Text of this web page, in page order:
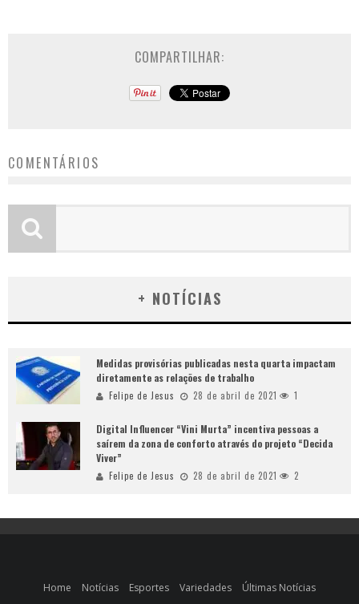
COMPARTILHAR:
COMENTÁRIOS
+ NOTÍCIAS
Medidas provisórias publicadas nesta quarta impactam
diretamente as relações de trabalho
Felipe de Jesus 28 de abril de 2021 1
Digital Influencer “Vini Murta” incentiva pessoas a
saírem da zona de conforto através do projeto “Decida
Viver”
Felipe de Jesus 28 de abril de 2021 2
Home Notícias Esportes Variedades Últimas Notícias